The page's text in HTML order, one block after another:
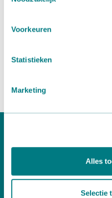
Voorkeuren
Statistieken
Marketing
Alles
Selectie
We have delivered a